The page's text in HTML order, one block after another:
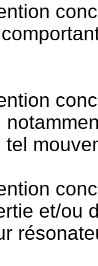
tel
et/ou